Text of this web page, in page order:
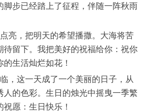
脚步已经踏上了征程，伴随一阵秋雨
亮，把明天的希望播撒。大海将苦
待留下。我把美好的祝福给你：祝你
生活灿烂如花！
，这一天成了一个美丽的日子，从
人的色彩。生日的烛光中摇曳一季繁
愿：生日快乐！